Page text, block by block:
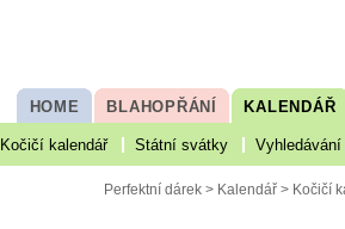
KALENDÁŘ
BLAHOPŘÁNÍ
HOME
Kočičí kalendář Státní svátky
Perfektní dárek > Kalendář > Kočičí